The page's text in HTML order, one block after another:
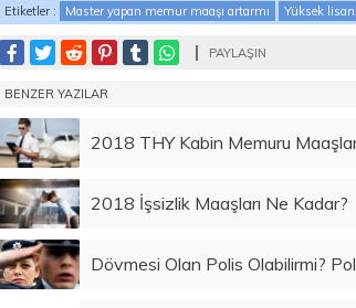
Etiketler : Master yapan memur maaşı artarmı Yüksek
PAYLAŞIN
BENZER YAZILAR
2018 THY Kabin Memuru
2018 İşsizlik Maaşları Ne Kadar?
Dövmesi Olan Polis Olabilirmi?